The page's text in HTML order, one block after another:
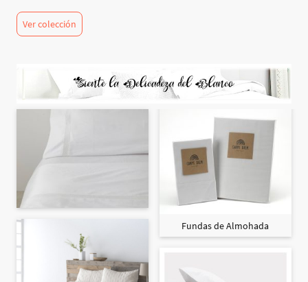
Ver colección
Fundas de Almohada